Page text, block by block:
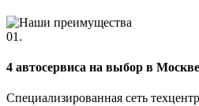
01.
4 автосервиса на выбор в Москве
Специализированная сеть